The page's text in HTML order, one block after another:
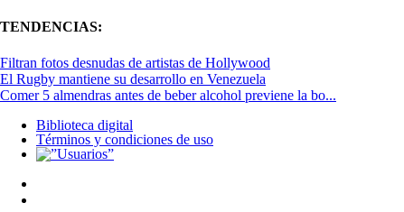
TENDENCIAS:
Filtran fotos desnudas de artistas de Hollywood
El Rugby mantiene su desarrollo en Venezuela
Comer 5 almendras antes de beber alcohol previene la bo...
Biblioteca digital
Términos y condiciones de uso